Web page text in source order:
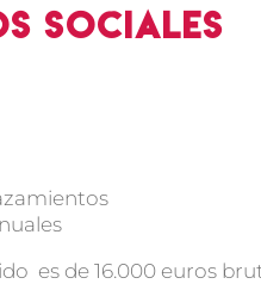
sociales
es de 16.000 euros